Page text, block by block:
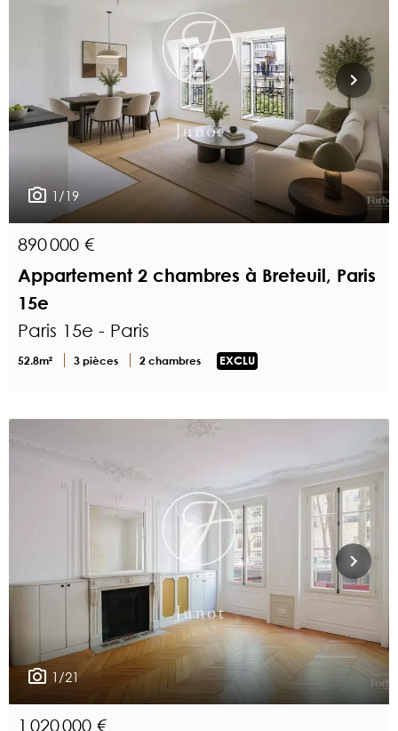
1/19
890 000 €
Appartement 2 chambres à Breteuil, Paris
15e
Paris 15e - Paris
52.8m² 3 pièces 2 chambres EXCLU
1/21
1 020 000 €